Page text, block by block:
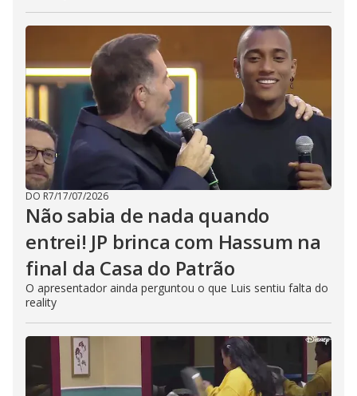
DO R7/17/07/2026
Não sabia de nada quando
entrei! JP brinca com Hassum na
final da Casa do Patrão
O apresentador ainda perguntou o que Luis sentiu falta do
reality